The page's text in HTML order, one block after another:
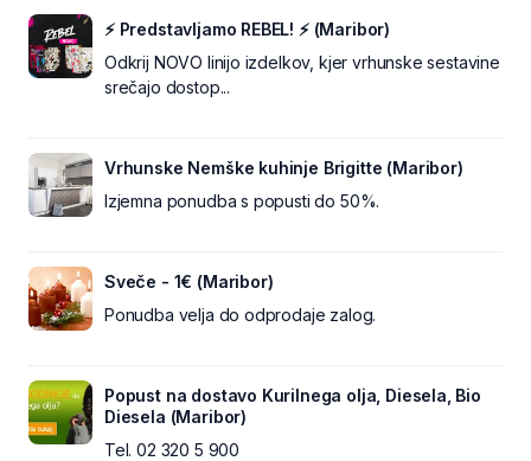
⚡ Predstavljamo REBEL! ⚡ (Maribor)
Odkrij NOVO linijo izdelkov, kjer vrhunske sestavine
srečajo dostop...
Vrhunske Nemške kuhinje Brigitte (Maribor)
Izjemna ponudba s popusti do 50%.
Sveče - 1€ (Maribor)
Ponudba velja do odprodaje zalog.
Popust na dostavo Kurilnega olja, Diesela, Bio
Diesela (Maribor)
Tel. 02 320 5 900